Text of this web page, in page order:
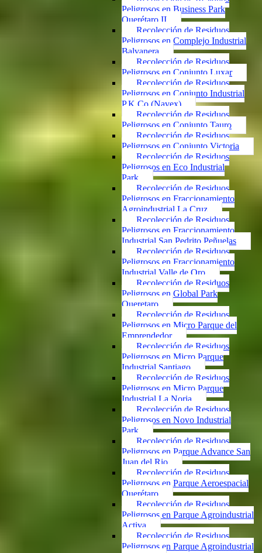
Peligrosos en Business Park
Querétaro II
Recolección de Residuos
Peligrosos en Complejo Industrial
Balvanera
Recolección de Residuos
Peligrosos en Conjunto Luxar
Recolección de Residuos
Peligrosos en Conjunto Industrial
P.K.Co (Navex)
Recolección de Residuos
Peligrosos en Conjunto Tauro
Recolección de Residuos
Peligrosos en Conjunto Victoria
Recolección de Residuos
Peligrosos en Eco Industrial
Park
Recolección de Residuos
Peligrosos en Fraccionamiento
Agroindustrial La Cruz
Recolección de Residuos
Peligrosos en Fraccionamiento
Industrial San Pedrito Peñuelas
Recolección de Residuos
Peligrosos en Fraccionamiento
Industrial Valle de Oro
Recolección de Residuos
Peligrosos en Global Park
Queretaro
Recolección de Residuos
Peligrosos en Micro Parque del
Emprendedor
Recolección de Residuos
Peligrosos en Micro Parque
Industrial Santiago
Recolección de Residuos
Peligrosos en Micro Parque
Industrial La Noria
Recolección de Residuos
Peligrosos en Novo Industrial
Park
Recolección de Residuos
Peligrosos en Parque Advance San
Juan del Rio
Recolección de Residuos
Peligrosos en Parque Aeroespacial
Querétaro
Recolección de Residuos
Peligrosos en Parque Agroindustrial
Activa
Recolección de Residuos
Peligrosos en Parque Agroindustrial